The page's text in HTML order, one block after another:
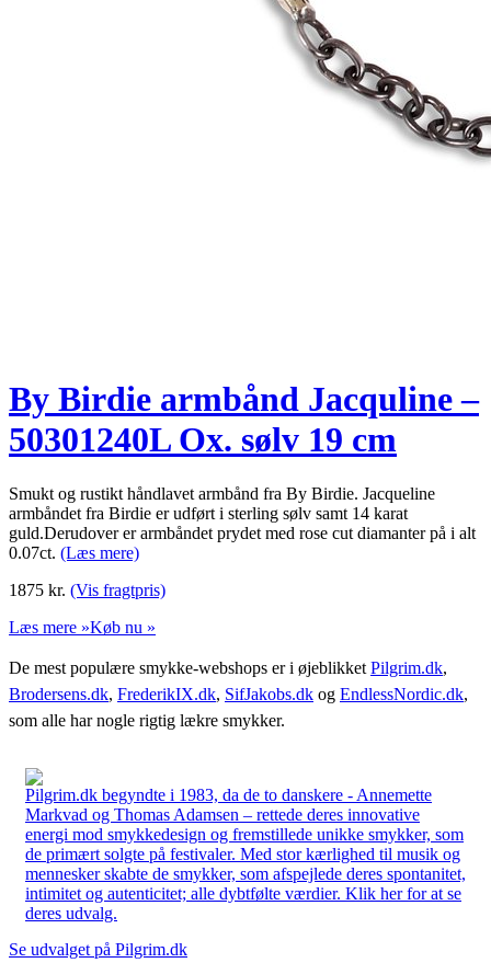
By Birdie armbånd Jacquline –
50301240L Ox. sølv 19 cm
Smukt og rustikt håndlavet armbånd fra By Birdie. Jacqueline
armbåndet fra Birdie er udført i sterling sølv samt 14 karat
guld.Derudover er armbåndet prydet med rose cut diamanter på i alt
0.07ct. (Læs mere)
1875 kr. (Vis fragtpris)
Læs mere »Køb nu »
De mest populære smykke-webshops er i øjeblikket Pilgrim.dk,
Brodersens.dk, FrederikIX.dk, SifJakobs.dk og EndlessNordic.dk,
som alle har nogle rigtig lækre smykker.
Pilgrim.dk begyndte i 1983, da de to danskere - Annemette
Markvad og Thomas Adamsen – rettede deres innovative
energi mod smykkedesign og fremstillede unikke smykker, som
de primært solgte på festivaler. Med stor kærlighed til musik og
mennesker skabte de smykker, som afspejlede deres spontanitet,
intimitet og autenticitet; alle dybtfølte værdier. Klik her for at se
deres udvalg.
Se udvalget på Pilgrim.dk